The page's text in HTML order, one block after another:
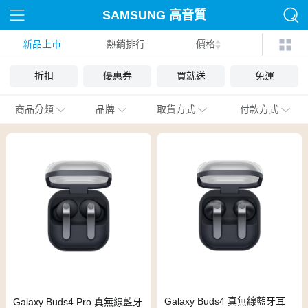
SAMSUNG 高音質
新品上市 熱銷排行 價格
折扣 優惠券 買就送 免運
商品分類 品牌 取貨方式 付款方式
Galaxy Buds4 Pro 真無線藍牙
Galaxy Buds4 真無線藍牙耳